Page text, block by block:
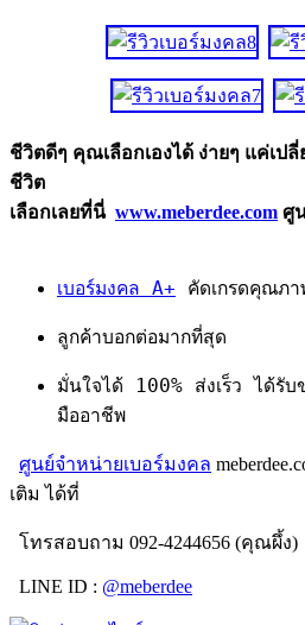
ชีวิตดีๆ คุณเลือกเองได้ ง่ายๆ แค่เป
ชีวิต
เลือกเลยที่นี่ www.meberdee.com ศู
เบอร์มงคล A+ คัดเกรดคุณภา
ลูกค้าบอกต่อมากที่สุด
มั่นใจได้ 100% ส่งเร็ว ได้รับ
มืออาชีพ
ศูนย์จำหน่ายเบอร์มงคล
เติม ได้ที่
โทรสอบถาม 092-4244656 (คุณผึ้ง)
LINE ID : @meberdee